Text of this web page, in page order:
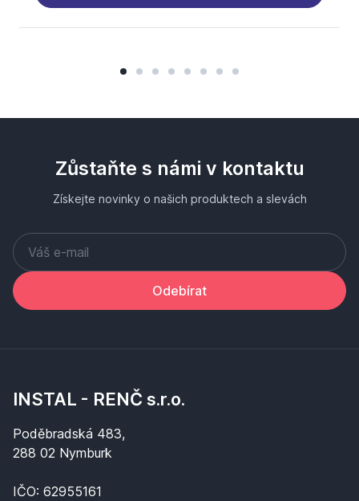
Zůstaňte s námi v kontaktu
Získejte novinky o našich produktech a slevách
Odebírat
INSTAL - RENČ s.r.o.
Poděbradská 483,
288 02 Nymburk
IČO: 62955161